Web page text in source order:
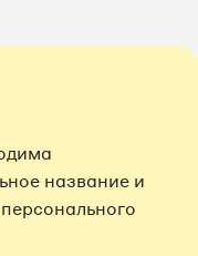
название и